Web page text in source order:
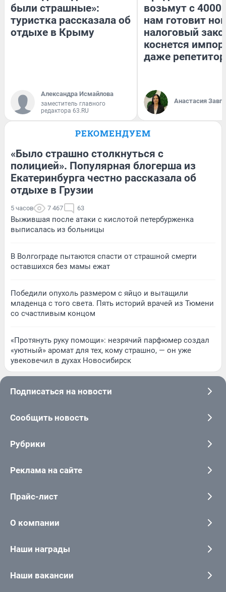
были страшные»:
туристка рассказала об
отдыхе в Крыму
Александра Исмайлова
заместитель главного
редактора 63.RU
возьмут с
нам готовит
налоговый
коснется
даже
Анастасия
РЕКОМЕНДУЕМ
«Было страшно столкнуться с
полицией». Популярная блогерша из
Екатеринбурга честно рассказала об
отдыхе в Грузии
5 часов 7 467 63
Выжившая после атаки с кислотой петербурженка
выписалась из больницы
В Волгограде пытаются спасти от страшной смерти
оставшихся без мамы ежат
Победили опухоль размером с яйцо и вытащили
младенца с того света. Пять историй врачей из Тюмени
со счастливым концом
«Протянуть руку помощи»: незрячий парфюмер создал
«уютный» аромат для тех, кому страшно, — он уже
увековечил в духах Новосибирск
Подписаться на новости
Сообщить новость
Рубрики
Реклама на сайте
Прайс-лист
О компании
Наши награды
Наши вакансии